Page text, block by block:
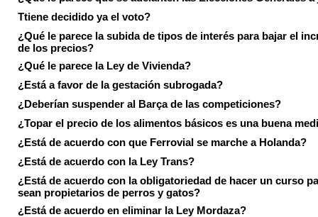
Ttiene decidido ya el voto?
¿Qué le parece la subida de tipos de interés para bajar el
de los precios?
¿Qué le parece la Ley de Vivienda?
¿Está a favor de la gestación subrogada?
¿Deberían suspender al Barça de las competiciones?
¿Topar el precio de los alimentos básicos es una buena
¿Está de acuerdo con que Ferrovial se marche a Holanda?
¿Está de acuerdo con la Ley Trans?
¿Está de acuerdo con la obligatoriedad de hacer un curso
sean propietarios de perros y gatos?
¿Está de acuerdo en eliminar la Ley Mordaza?